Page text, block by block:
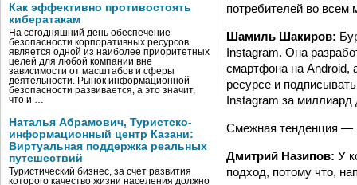
Как эффективно противостоять
кибератакам
На сегодняшний день обеспечение
безопасности корпоративных ресурсов
является одной из наиболее приоритетных
целей для любой компании вне
зависимости от масштабов и сферы
деятельности. Рынок информационной
безопасности развивается, а это значит,
что и …
Наталья Абрамович, Туристско-
информационный центр Казани:
Виртуальная поддержка реальных
путешествий
Туристический бизнес, за счет развития
которого качество жизни населения должно
потребителей во всем
Шамиль Шакиров:
Instagram. Она
смартфона на Android,
ресурсе и
Instagram за миллиард
Смежная тенденция —
Дмитрий Назипов: У
подход, потому что,